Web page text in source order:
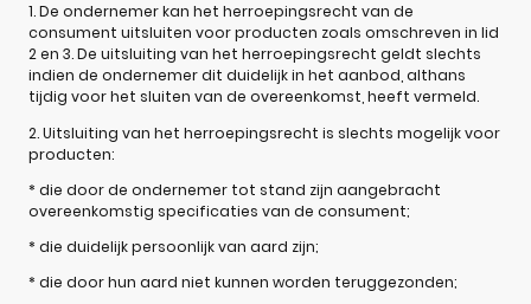
1. De ondernemer kan het herroepingsrecht van de
consument uitsluiten voor producten zoals omschreven in lid
2 en 3. De uitsluiting van het herroepingsrecht geldt slechts
indien de ondernemer dit duidelijk in het aanbod, althans
tijdig voor het sluiten van de overeenkomst, heeft vermeld.
2. Uitsluiting van het herroepingsrecht is slechts mogelijk voor
producten:
* die door de ondernemer tot stand zijn aangebracht
overeenkomstig specificaties van de consument;
* die duidelijk persoonlijk van aard zijn;
* die door hun aard niet kunnen worden teruggezonden;